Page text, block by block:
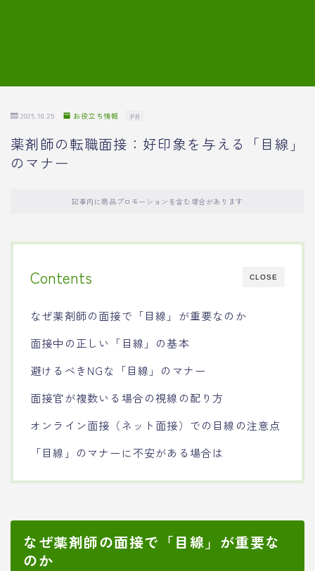
2025.10.25 お役立ち情報 PR
薬剤師の転職面接：好印象を与える「目線」
のマナー
記事内に商品プロモーションを含む場合があります
CLOSE
Contents
なぜ薬剤師の面接で「目線」が重要なのか
面接中の正しい「目線」の基本
避けるべきNGな「目線」のマナー
面接官が複数いる場合の視線の配り方
オンライン面接（ネット面接）での目線の注意点
「目線」のマナーに不安がある場合は
なぜ薬剤師の面接で「目線」が重要な
のか